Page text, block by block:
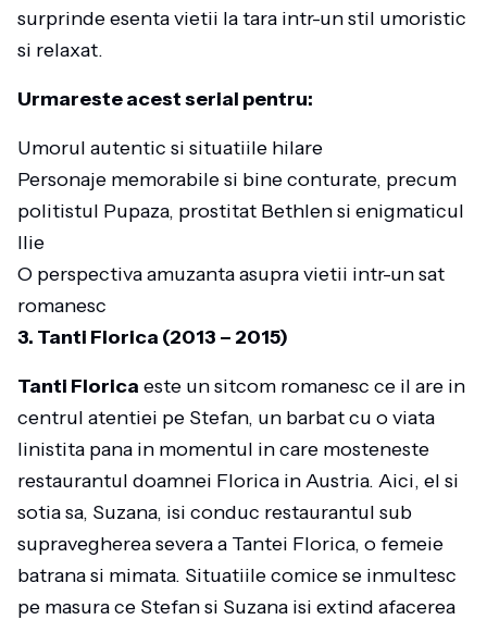
surprinde esenta vietii la tara intr-un stil umoristic
si relaxat.
Urmareste acest serial pentru:
Umorul autentic si situatiile hilare
Personaje memorabile si bine conturate, precum
politistul Pupaza, prostitat Bethlen si enigmaticul
Ilie
O perspectiva amuzanta asupra vietii intr-un sat
romanesc
3. Tanti Florica (2013 – 2015)
Tanti Florica este un sitcom romanesc ce il are in
centrul atentiei pe Stefan, un barbat cu o viata
linistita pana in momentul in care mosteneste
restaurantul doamnei Florica in Austria. Aici, el si
sotia sa, Suzana, isi conduc restaurantul sub
supravegherea severa a Tantei Florica, o femeie
batrana si mimata. Situatiile comice se inmultesc
pe masura ce Stefan si Suzana isi extind afacerea